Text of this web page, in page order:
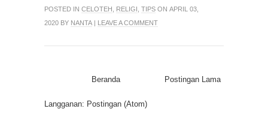
POSTED IN CELOTEH RELIGI TIPS ON APRIL 03,
2020 BY NANTA | LEAVE A COMMENT
Postingan Lama
Beranda
Langganan: Postingan (Atom)